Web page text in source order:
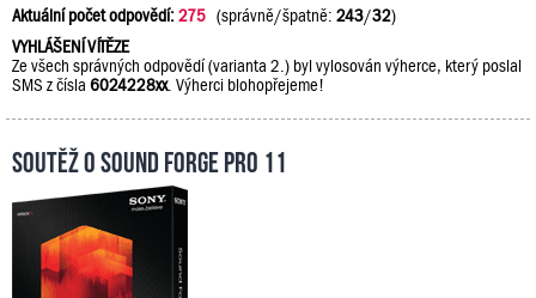
Aktuální počet odpovědí:275 (správně/špatně: 243/32)
VYHLÁŠENÍ VÍTĚZE
Ze všech správných odpovědí (varianta 2.) byl vylosován výherce, který poslal
SMS z čísla 6024228xx. Výherci blohopřejeme!
Soutěž o Sound Forge Pro 11